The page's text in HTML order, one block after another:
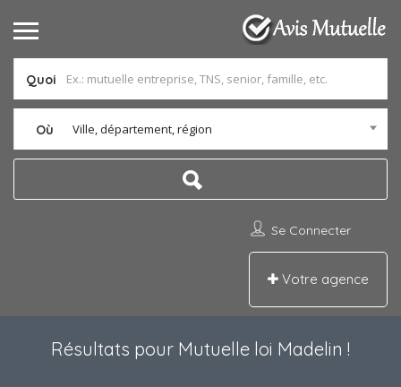
Quoi
Où Ville, département, région
Se Connecter
Votre agence
Résultats pour Mutuelle loi Madelin !